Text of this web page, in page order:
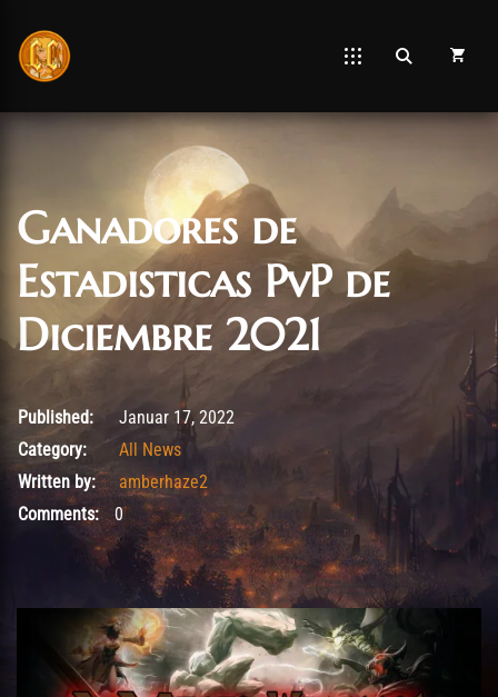
Ganadores de
Estadisticas PvP de
Diciembre 2021
Februar 10, 2022
Published:
Januar 17, 2022
Category:
All News
Written by:
amberhaze2
Comments:0